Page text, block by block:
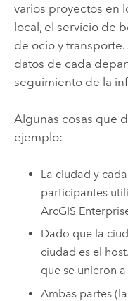
varios proyectos en
local, el servicio de
de ocio y
datos de cada
seguimiento de la
Algunas cosas que
ejemplo:
La ciudad y
participantes
ArcGIS
Dado que la
ciudad es el
que se unieron
Ambas partes